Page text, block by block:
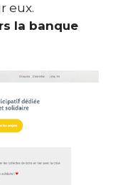
eux.
la banque